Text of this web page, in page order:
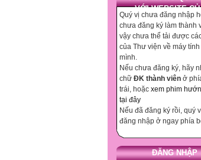
VỚI WEBSITE
Quý vị chưa đăng nhập
chưa đăng ký làm thành
vậy chưa thể tải được
của Thư viện về máy
mình.
Nếu chưa đăng ký, hãy
chữ ĐK thành viên ở
trái, hoặc xem phim
tại đây
Nếu đã đăng ký rồi, quý
đăng nhập ở ngay phía
ĐĂNG NHẬP